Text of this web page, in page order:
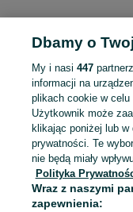
KATEGORIA
Mapa kategorii
Mapa miejscowości
Mapa ministron
Dbamy o
My i nasi 447
informacji na
plikach cookie w celu
Użytkownik może
klikając poniżej lub
prywatności. Te
nie będą miały
Polityka
Wraz z naszymi
zapewnienia: